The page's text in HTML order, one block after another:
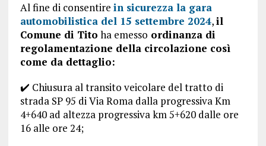
Al fine di consentire in sicurezza la gara
automobilistica del 15 settembre 2024,il
Comune di Tito ha emesso ordinanza di
regolamentazione della circolazione così
come da dettaglio:
✔️ Chiusura al transito veicolare del tratto di
strada SP 95 di Via Roma dalla progressiva Km
4+640 ad altezza progressiva km 5+620 dalle ore
16 alle ore 24;